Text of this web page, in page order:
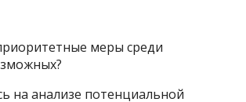
меры среди
на анализе потенциальной